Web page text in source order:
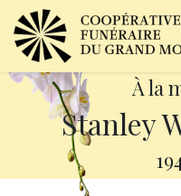
À la
Stanley